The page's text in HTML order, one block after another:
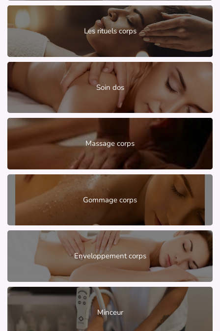
Les rituels corps
Soin dos
Massage corps
Gommage corps
Enveloppement corps
Minceur